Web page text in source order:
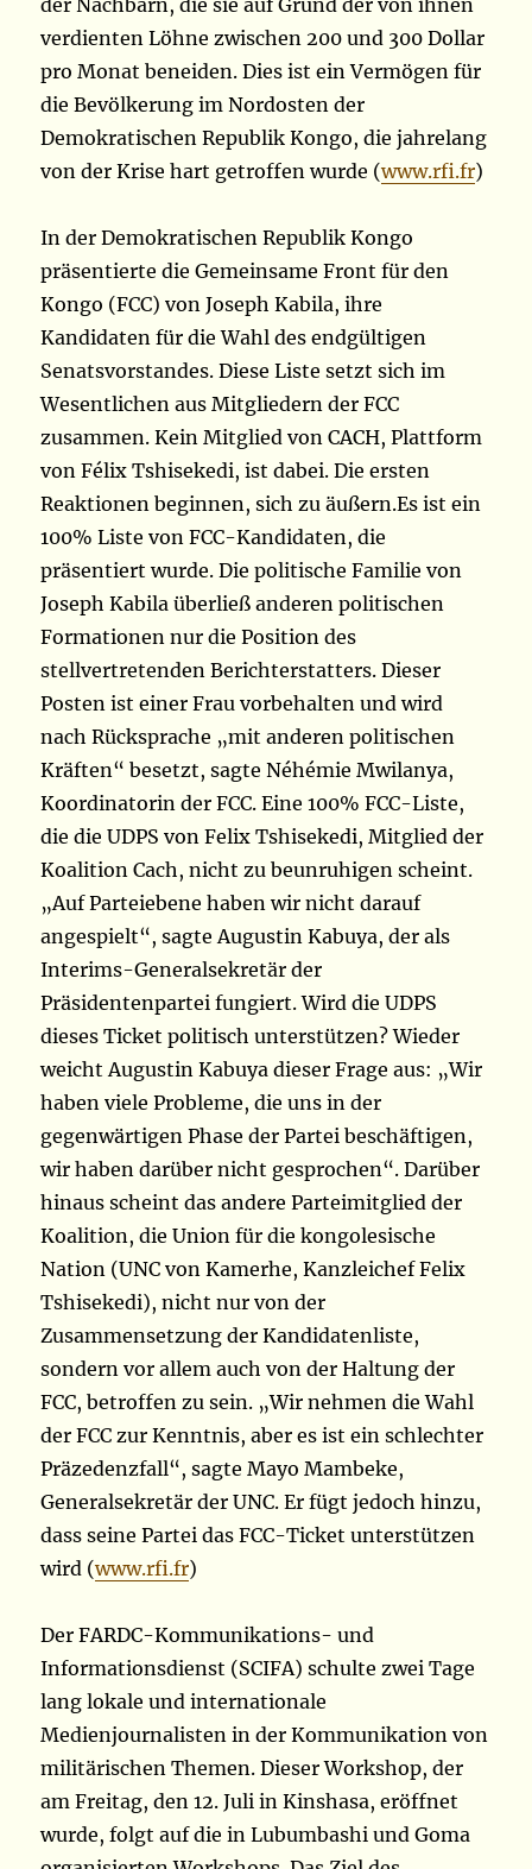
der Nachbarn, die sie auf Grund der von ihnen
verdienten Löhne zwischen 200 und 300 Dollar
pro Monat beneiden. Dies ist ein Vermögen für
die Bevölkerung im Nordosten der
Demokratischen Republik Kongo, die jahrelang
von der Krise hart getroffen wurde (www.rfi.fr)
In der Demokratischen Republik Kongo
präsentierte die Gemeinsame Front für den
Kongo (FCC) von Joseph Kabila, ihre
Kandidaten für die Wahl des endgültigen
Senatsvorstandes. Diese Liste setzt sich im
Wesentlichen aus Mitgliedern der FCC
zusammen. Kein Mitglied von CACH, Plattform
von Félix Tshisekedi, ist dabei. Die ersten
Reaktionen beginnen, sich zu äußern.Es ist ein
100% Liste von FCC-Kandidaten, die
präsentiert wurde. Die politische Familie von
Joseph Kabila überließ anderen politischen
Formationen nur die Position des
stellvertretenden Berichterstatters. Dieser
Posten ist einer Frau vorbehalten und wird
nach Rücksprache „mit anderen politischen
Kräften“ besetzt, sagte Néhémie Mwilanya,
Koordinatorin der FCC. Eine 100% FCC-Liste,
die die UDPS von Felix Tshisekedi, Mitglied der
Koalition Cach, nicht zu beunruhigen scheint.
„Auf Parteiebene haben wir nicht darauf
angespielt“, sagte Augustin Kabuya, der als
Interims-Generalsekretär der
Präsidentenpartei fungiert. Wird die UDPS
dieses Ticket politisch unterstützen? Wieder
weicht Augustin Kabuya dieser Frage aus: „Wir
haben viele Probleme, die uns in der
gegenwärtigen Phase der Partei beschäftigen,
wir haben darüber nicht gesprochen“. Darüber
hinaus scheint das andere Parteimitglied der
Koalition, die Union für die kongolesische
Nation (UNC von Kamerhe, Kanzleichef Felix
Tshisekedi), nicht nur von der
Zusammensetzung der Kandidatenliste,
sondern vor allem auch von der Haltung der
FCC, betroffen zu sein. „Wir nehmen die Wahl
der FCC zur Kenntnis, aber es ist ein schlechter
Präzedenzfall“, sagte Mayo Mambeke,
Generalsekretär der UNC. Er fügt jedoch hinzu,
dass seine Partei das FCC-Ticket unterstützen
wird (www.rfi.fr)
Der FARDC-Kommunikations- und
Informationsdienst (SCIFA) schulte zwei Tage
lang lokale und internationale
Medienjournalisten in der Kommunikation von
militärischen Themen. Dieser Workshop, der
am Freitag, den 12. Juli in Kinshasa, eröffnet
wurde, folgt auf die in Lubumbashi und Goma